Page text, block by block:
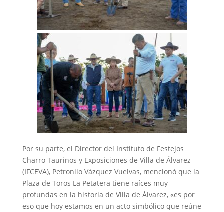
‎Por su parte, el Director del Instituto de Festejos
Charro Taurinos y Exposiciones de Villa de Álvarez
(IFCEVA), Petronilo Vázquez Vuelvas, mencionó que la
Plaza de Toros La Petatera tiene raíces muy
profundas en la historia de Villa de Álvarez, «es por
eso que hoy estamos en un acto simbólico que reúne